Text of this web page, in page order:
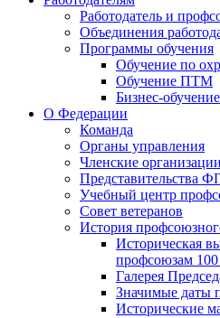
Работодатель и
Объединения
Программы обучения
Обучение по
Обучение ПТМ
Бизнес-обучение
О Федерации
Команда
Органы управления
Членские организации
Представительства
Учебный центр
Совет ветеранов
История
Историческая
профсоюзам 100
Галерея
Значимые даты
Исторические